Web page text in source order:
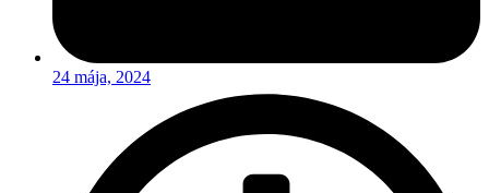
24 mája, 2024